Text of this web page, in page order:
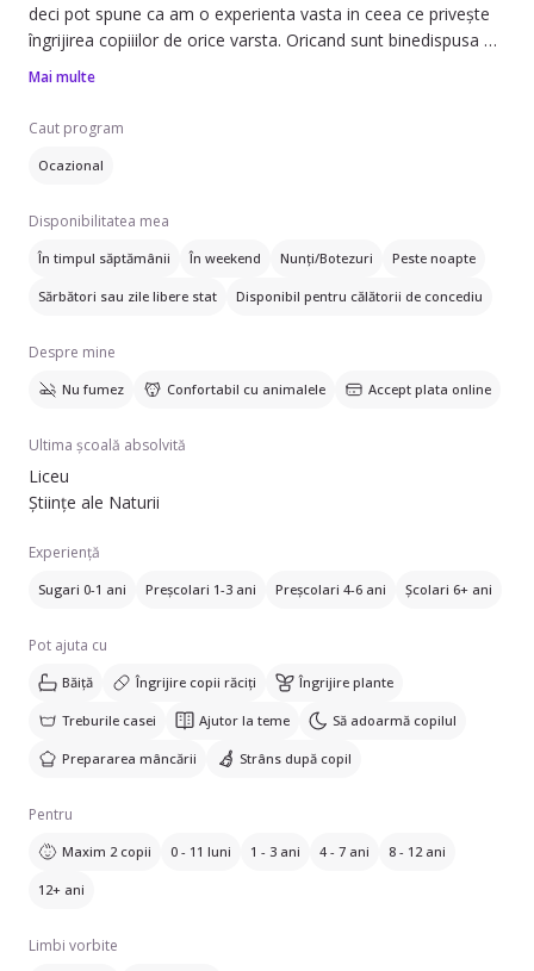
deci pot spune ca am o experienta vasta in ceea ce privește
îngrijirea copiiilor de orice varsta. Oricand sunt binedispusa de
compania copiilor. Astept cu drag sa colaboram!
Mai multe
Caut program
Ocazional
Disponibilitatea mea
În timpul săptămânii În weekend Nunți/Botezuri Peste noapte
Sărbători sau zile libere stat Disponibil pentru călătorii de concediu
Despre mine
Nu fumez Confortabil cu animalele Accept plata online
Ultima școală absolvită
Liceu
Științe ale Naturii
Experiență
Sugari 0-1 ani Preșcolari 1-3 ani Preșcolari 4-6 ani Școlari 6+ ani
Pot ajuta cu
Băiță Îngrijire copii răciți Îngrijire plante
Treburile casei Ajutor la teme Să adoarmă copilul
Prepararea mâncării Strâns după copil
Pentru
Maxim 2 copii 0 - 11 luni 1 - 3 ani 4 - 7 ani 8 - 12 ani
12+ ani
Limbi vorbite